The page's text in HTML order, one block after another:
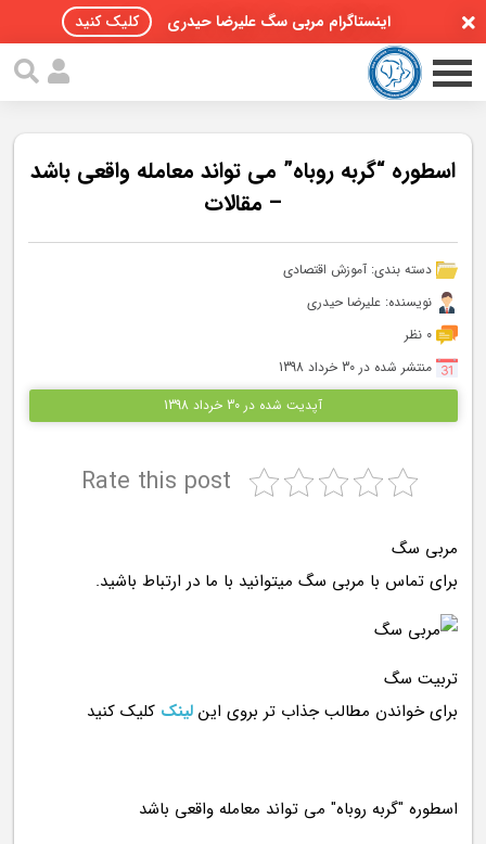
اینستاگرام مربی سگ علیرضا حیدری کلیک کنید
صفحه اصلی
مقالات سگ ها
پادکست سگ ها
سمینار تهران 96
تماس با ما
اسطوره “گربه روباه” می تواند معامله واقعی باشد
– مقالات
دسته بندی:آموزش اقتصادی
نویسنده: علیرضا حیدری
0 نظر
منتشر شده در 30 خرداد 1398
آپدیت شده در 30 خرداد 1398
Rate this post
مربی سگ
برای تماس با مربی سگ میتوانید با ما در ارتباط باشید.
تربیت سگ
برای خواندن مطالب جذاب تر بروی اینلینک کلیک کنید